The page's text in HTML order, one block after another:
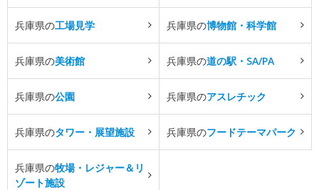
兵庫県の工場見学 兵庫県の博物館・科学館
兵庫県の美術館 兵庫県の道の駅・SA/PA
兵庫県の公園 兵庫県のアスレチック
兵庫県のタワー・展望施設 兵庫県のフードテーマパーク
兵庫県の牧場・レジャー＆リ
ゾート施設